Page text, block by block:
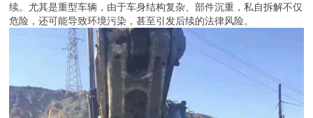
续。尤其是重型车辆，由于车身结构复杂、部件沉重，私自拆解不仅
危险，还可能导致环境污染，甚至引发后续的法律风险。